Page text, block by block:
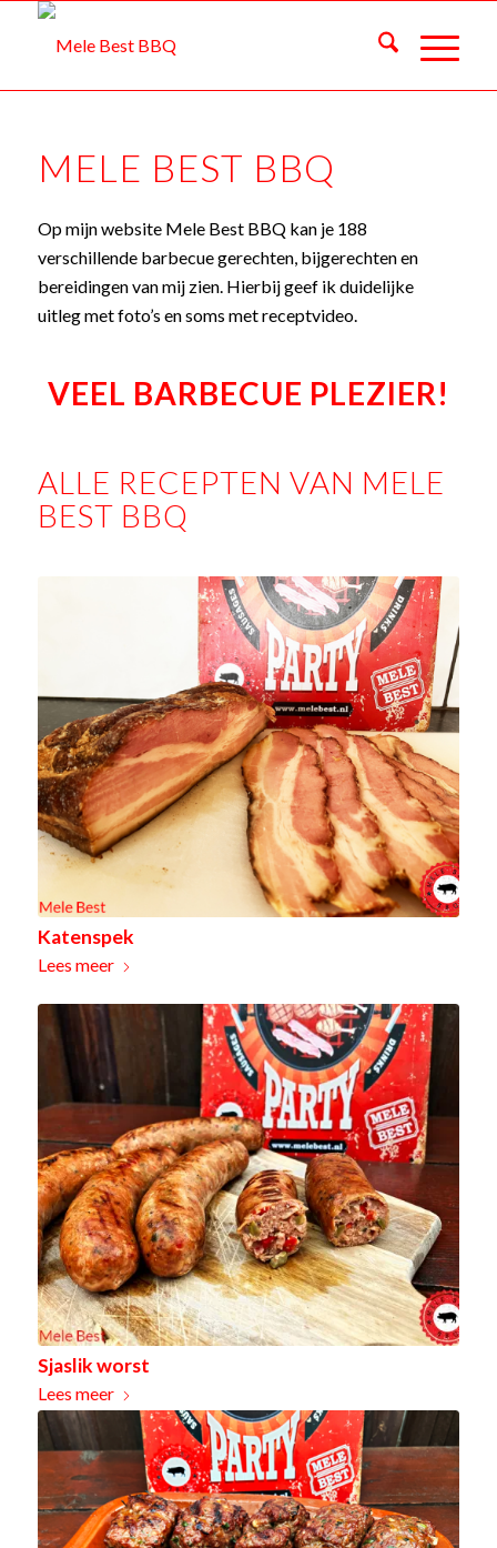
MELE BEST BBQ
Op mijn website Mele Best BBQ kan je 188
verschillende barbecue gerechten, bijgerechten en
bereidingen van mij zien. Hierbij geef ik duidelijke
uitleg met foto’s en soms met receptvideo.
VEEL BARBECUE PLEZIER!
ALLE RECEPTEN VAN MELE
BEST BBQ
Katenspek
Lees meer
Sjaslik worst
Lees meer